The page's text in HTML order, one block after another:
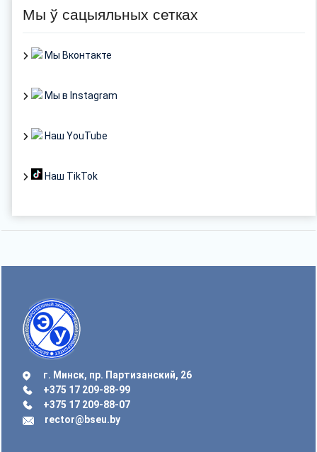
Мы ў сацыяльных сетках
Мы Вконтакте
Мы в Instagram
Наш YouTube
Наш TikTok
г. Минск, пр. Партизанский, 26
+375 17 209-88-99
+375 17 209-88-07
rector@bseu.by